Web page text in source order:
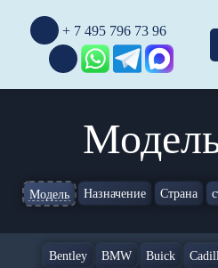
+ 7 495 796 73 96
Модель Назначение Страна
Bentley BMW Buick